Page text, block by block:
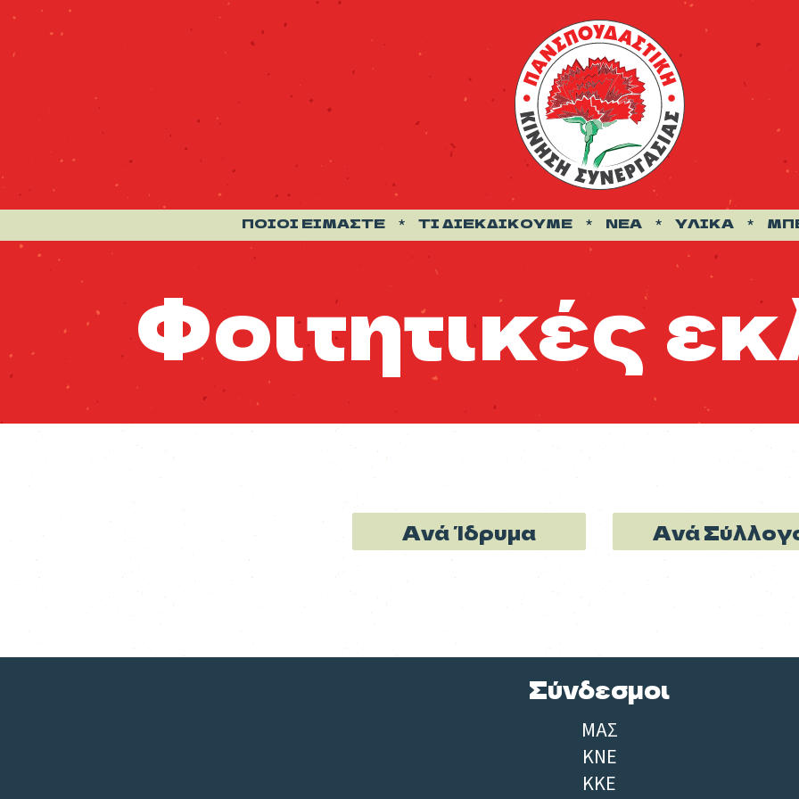
ΠΟΙΟΙ ΕΊΜΑΣΤΕ ΤΙ ΔΙΕΚΔΙΚΟΎΜΕ ΝΈΑ ΥΛΙΚΆ
Φοιτητικές
Ανά Ίδρυμα Ανά
Σύνδεσμοι
ΜΑΣ
ΚΝΕ
ΚΚΕ